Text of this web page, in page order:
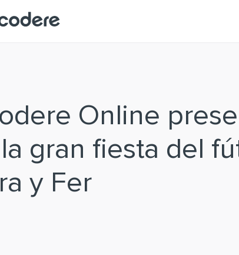
Online
gran fiesta del
y Fer